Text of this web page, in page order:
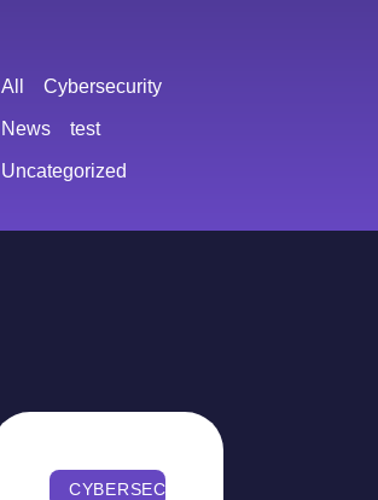
Cybersecurity
News test
Uncategorized
All
CYBERSECURITY